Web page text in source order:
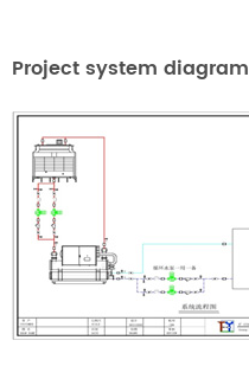
Project system diagram